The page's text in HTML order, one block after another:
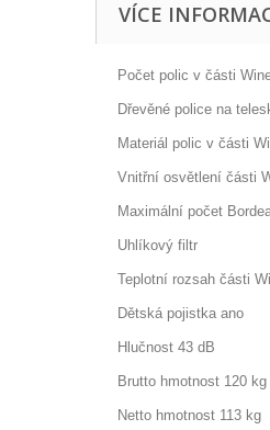
VÍCE
Počet polic v části
Dřevěné police na
Materiál polic v části
Vnitřní osvětlení části
Maximální počet
Uhlíkový filtr
Teplotní rozsah části
Dětská pojistka ano
Hlučnost 43 dB
Brutto hmotnost 120 kg
Netto hmotnost 113 kg